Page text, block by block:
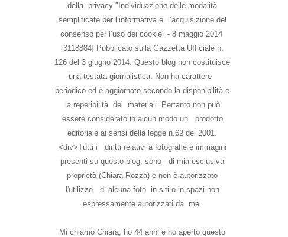
della privacy "Individuazione delle modalità
semplificate per l’informativa e l’acquisizione del
consenso per l’uso dei cookie" - 8 maggio 2014
[3118884] Pubblicato sulla Gazzetta Ufficiale n.
126 del 3 giugno 2014. Questo blog non costituisce
una testata giornalistica. Non ha carattere
periodico ed è aggiornato secondo la disponibilità e
la reperibilità dei materiali. Pertanto non può
essere considerato in alcun modo un prodotto
editoriale ai sensi della legge n.62 del 2001.
<div>Tutti i diritti relativi a fotografie e immagini
presenti su questo blog, sono di mia esclusiva
proprietà (Chiara Rozza) e non è autorizzato
l'utilizzo di alcuna foto in siti o in spazi non
espressamente autorizzati da me.
Mi chiamo Chiara, ho 44 anni e ho aperto questo